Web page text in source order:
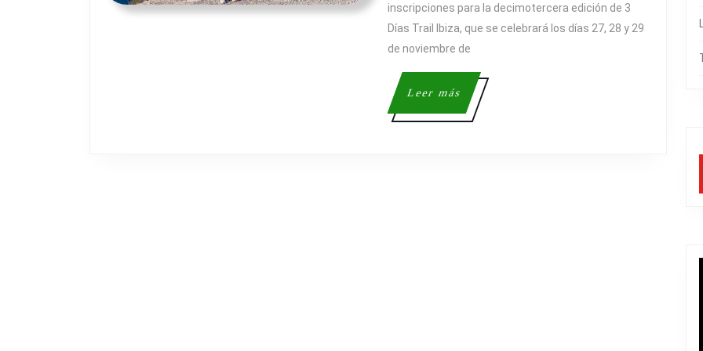
2026
ABRE
inscripciones para la decimotercera edición de 3
Días Trail Ibiza, que se celebrará los días 27, 28 y 29
de noviembre de
Leer másLeer
más